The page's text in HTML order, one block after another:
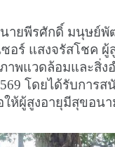
นายพีรศักดิ์ มนุษย์
อร์ แสงจรัสโชค
าพแวดล้อมและสิ่
โดยได้รับกา
ให้ผู้สูงอายุมีสุขอน